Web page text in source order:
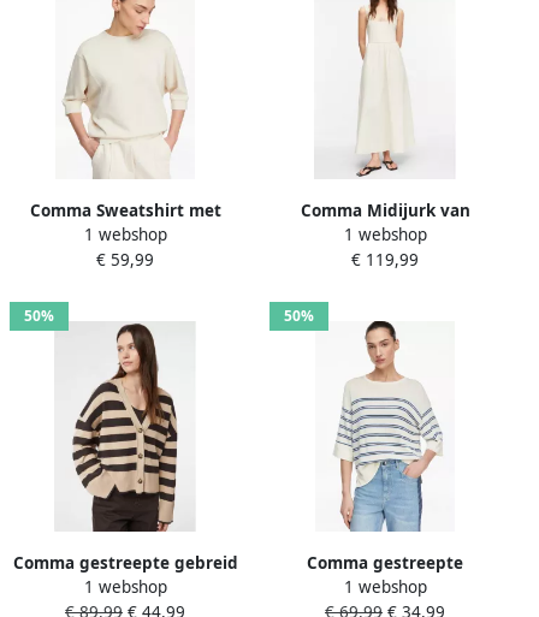
Comma Sweatshirt met
ronde hals en 3 4-mouw
1 webshop
€ 59,99
Comma Midijurk van
katoenmix met carréhals
1 webshop
€ 119,99
50%
Comma gestreepte gebreid
vest beige
1 webshop
€ 89,99 € 44,99
50%
Comma gestreepte
gebreide trui
1 webshop
€ 69,99 € 34,99